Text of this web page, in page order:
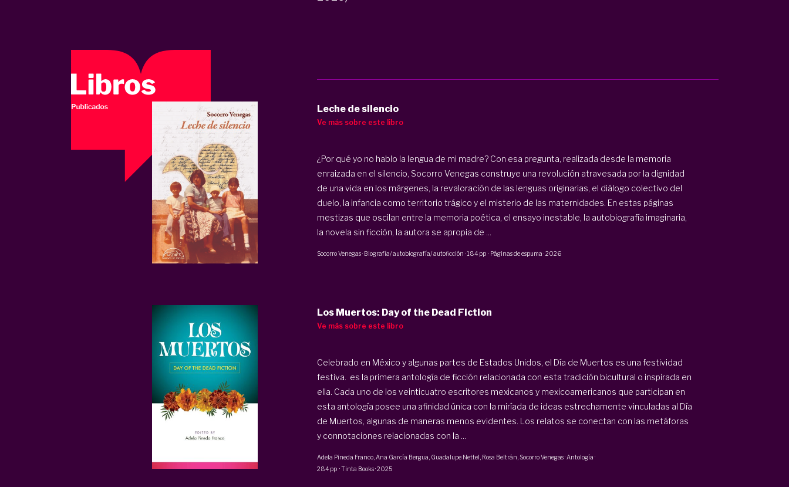
Leche de silencio
Ve más sobre este libro
¿Por qué yo no hablo la lengua de mi madre? Con esa pregunta, realizada desde la memoria
enraizada en el silencio, Socorro Venegas construye una revolución atravesada por la dignidad
de una vida en los márgenes, la revaloración de las lenguas originarias, el diálogo colectivo del
duelo, la infancia como territorio trágico y el misterio de las maternidades. En estas páginas
mestizas que oscilan entre la memoria poética, el ensayo inestable, la autobiografía imaginaria,
la novela sin ficción, la autora se apropia de ...
Socorro Venegas · Biografía/ autobiografía/ autoficción ·184 pp· Páginas de espuma ·2026
Los Muertos: Day of the Dead Fiction
Ve más sobre este libro
Celebrado en México y algunas partes de Estados Unidos, el Día de Muertos es una festividad
festiva. es la primera antología de ficción relacionada con esta tradición bicultural o inspirada en
ella. Cada uno de los veinticuatro escritores mexicanos y mexicoamericanos que participan en
esta antología posee una afinidad única con la miríada de ideas estrechamente vinculadas al Día
de Muertos, algunas de maneras menos evidentes. Los relatos se conectan con las metáforas
y connotaciones relacionadas con la ...
Adela Pineda Franco, Ana García Bergua Guadalupe Nettel Rosa Beltrán Socorro Venegas · Antología ·
284 pp·Tinta Books·2025